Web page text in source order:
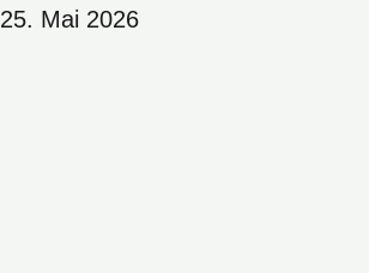
25. Mai 2026